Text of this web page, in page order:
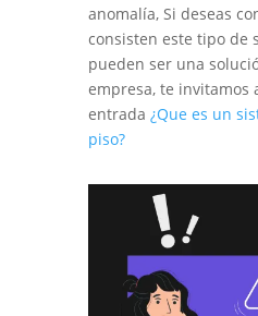
anomalía, Si deseas
consisten este tipo de
pueden ser una
empresa, te invitamos
entrada ¿Que es un
piso?